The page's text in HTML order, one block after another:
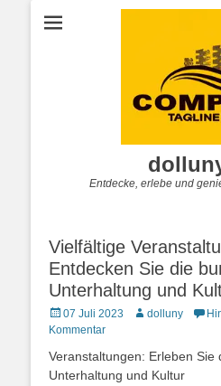
Entdecke, erlebe und
Vielfältige
Entdecken Sie die
Unterhaltung und
Posted
on
07 Juli 2023 Autordolluny
Kommentar
Veranstaltungen: Erleben Sie
Unterhaltung und Kultur